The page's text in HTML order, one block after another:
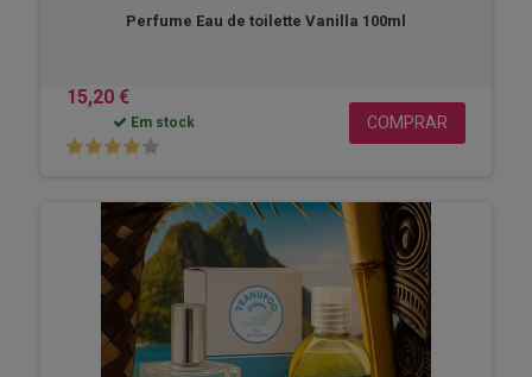
Perfume Eau de toilette Vanilla 100ml
15,20 €
Em stock COMPRAR